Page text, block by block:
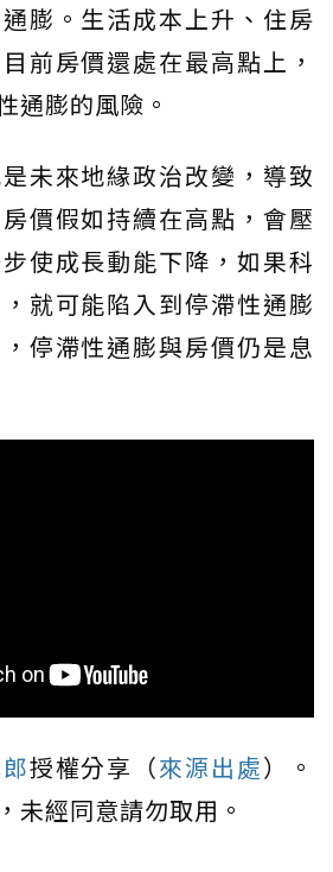
膨。生活成本上升、住房
前房價還處在最高點上，
通膨的風險。
未來地緣政治改變，導致
價假如持續在高點，會壓
使成長動能下降，如果科
就可能陷入到停滯性通膨
停滯性通膨與房價仍是息
授權分享（來源出處）。
未經同意請勿取用。